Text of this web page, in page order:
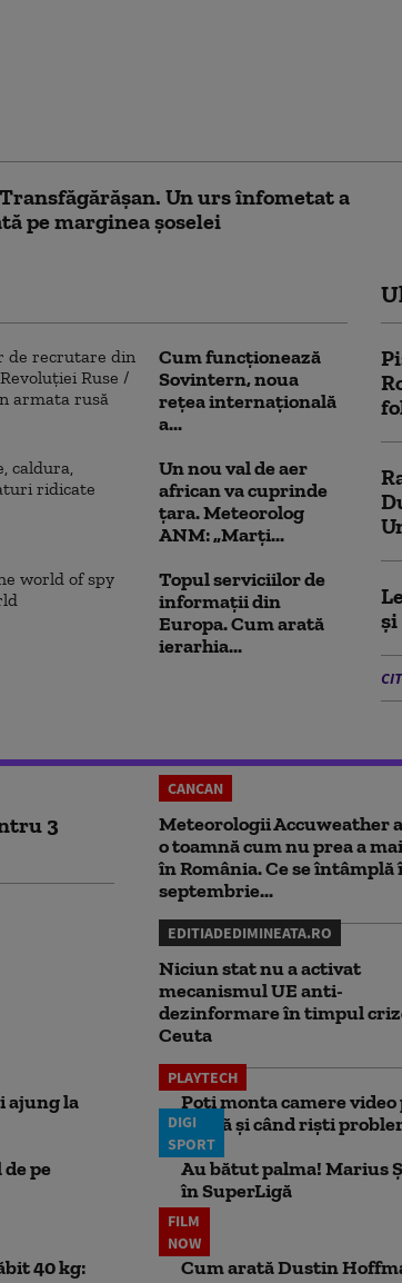
Un urs înfometat a
pe marginea șoselei
Cum funcționează
Sovintern, noua
rețea internațională
a...
Un nou val de aer
african va cuprinde
țara. Meteorolog
ANM: „Marți...
Topul serviciilor de
informații din
Europa. Cum arată
ierarhia...
și
3
CANCAN
Meteorologii Accuweather
o toamnă cum nu prea a
în România. Ce se întâmplă
septembrie...
EDITIADEDIMINEATA.RO
Niciun stat nu a activat
mecanismul UE anti-
dezinformare în timpul
Ceuta
ajung la
PLAYTECH
Poți monta camere
probă și când riști
pe
DIGI
SPORT
Au bătut palma! Marius
în SuperLigă
40 kg:
FILM
NOW
Cum arată Dustin